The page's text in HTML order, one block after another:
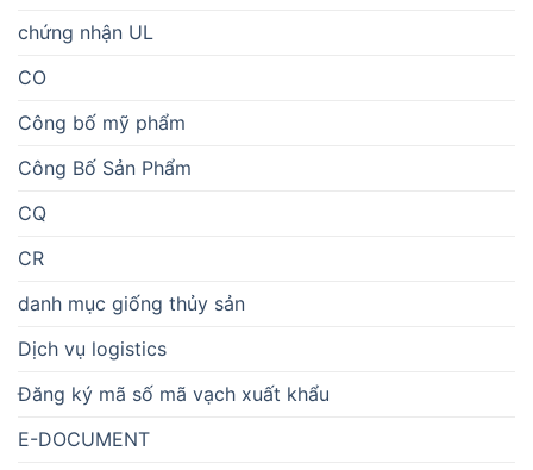
chứng nhận UL
CO
Công bố mỹ phẩm
Công Bố Sản Phẩm
CQ
CR
danh mục giống thủy sản
Dịch vụ logistics
Đăng ký mã số mã vạch xuất khẩu
E-DOCUMENT